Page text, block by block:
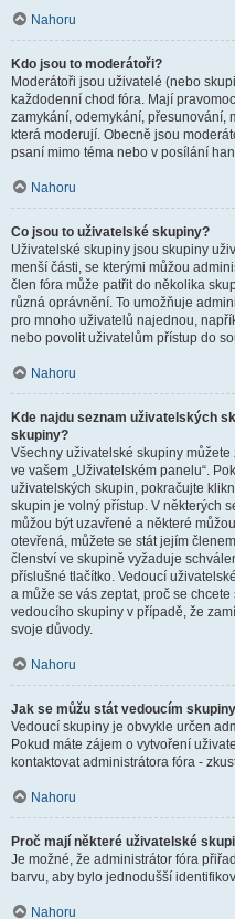
Nahoru
Kdo jsou to moderátoři?
Moderátoři jsou uživatelé (nebo
každodenní chod fóra. Mají
zamykání, odemykání, přesunování,
která moderují. Obecně jsou
psaní mimo téma nebo v posílání
Nahoru
Co jsou to uživatelské skupiny?
Uživatelské skupiny jsou skupiny
menší části, se kterými můžou
člen fóra může patřit do několika
různá oprávnění. To umožňuje
pro mnoho uživatelů najednou,
nebo povolit uživatelům přístup do
Nahoru
Kde najdu seznam uživatelských
skupiny?
Všechny uživatelské skupiny
ve vašem „Uživatelském panelu“.
uživatelských skupin, pokračujte
skupin je volný přístup. V některých
můžou být uzavřené a některé
otevřená, můžete se stát jejím
členství ve skupině vyžaduje
příslušné tlačítko. Vedoucí
a může se vás zeptat, proč se
vedoucího skupiny v případě, že
svoje důvody.
Nahoru
Jak se můžu stát vedoucím
Vedoucí skupiny je obvykle určen
Pokud máte zájem o vytvoření
kontaktovat administrátora fóra -
Nahoru
Proč mají některé uživatelské
Je možné, že administrátor fóra
barvu, aby bylo jednodušší
Nahoru